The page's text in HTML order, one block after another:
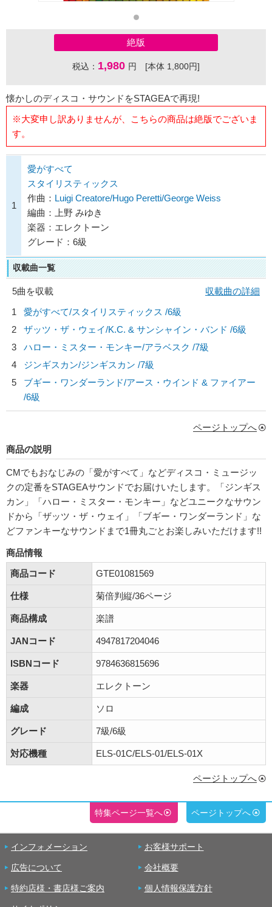
絶版
税込： 1,980 円 [本体 1,800円]
懐かしのディスコ・サウンドをSTAGEAで再現!
※大変申し訳ありませんが、こちらの商品は絶版でございま
す。
1
愛がすべて
スタイリスティックス
作曲： Luigi Creatore/Hugo Peretti/George Weiss
編曲：上野 みゆき
楽器：エレクトーン
グレード：6級
収載曲一覧
5曲を収載
収載曲の詳細
1
愛がすべて/スタイリスティックス /6級
2
ザッツ・ザ・ウェイ/K.C. & サンシャイン・バンド /6級
3
ハロー・ミスター・モンキー/アラベスク /7級
4
ジンギスカン/ジンギスカン /7級
5
ブギー・ワンダーランド/アース・ウインド & ファイアー
/6級
ページトップへ
商品の説明
CMでもおなじみの「愛がすべて」などディスコ・ミュージッ
クの定番をSTAGEAサウンドでお届けいたします。「ジンギス
カン」「ハロー・ミスター・モンキー」などユニークなサウン
ドから「ザッツ・ザ・ウェイ」「ブギー・ワンダーランド」な
どファンキーなサウンドまで1冊丸ごとお楽しみいただけます!!
商品情報
商品コード
GTE01081569
仕様 菊倍判縦/36ページ
商品構成 楽譜
JANコード 4947817204046
ISBNコード 9784636815696
楽器 エレクトーン
編成 ソロ
グレード 7級/6級
対応機種 ELS-01C/ELS-01/ELS-01X
ページトップへ
特集ページ一覧へ ページトップへ
インフォメーション お客様サポート
広告について 会社概要
特約店様・書店様ご案内 個人情報保護方針